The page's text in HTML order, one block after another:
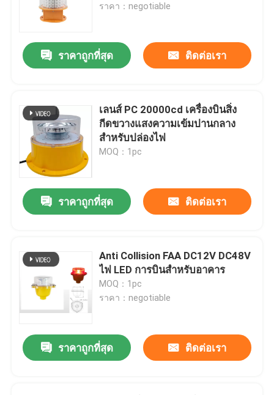
ราคา：negotiable
ราคาถูกที่สุด ติดต่อเรา
เลนส์ PC 20000cd เครื่องบินสิ่ง
กีดขวางแสงความเข้มปานกลาง
สำหรับปล่องไฟ
MOQ：1pc
ราคาถูกที่สุด ติดต่อเรา
Anti Collision FAA DC12V DC48V
ไฟ LED การบินสำหรับอาคาร
MOQ：1pc
ราคา：negotiable
ราคาถูกที่สุด ติดต่อเรา